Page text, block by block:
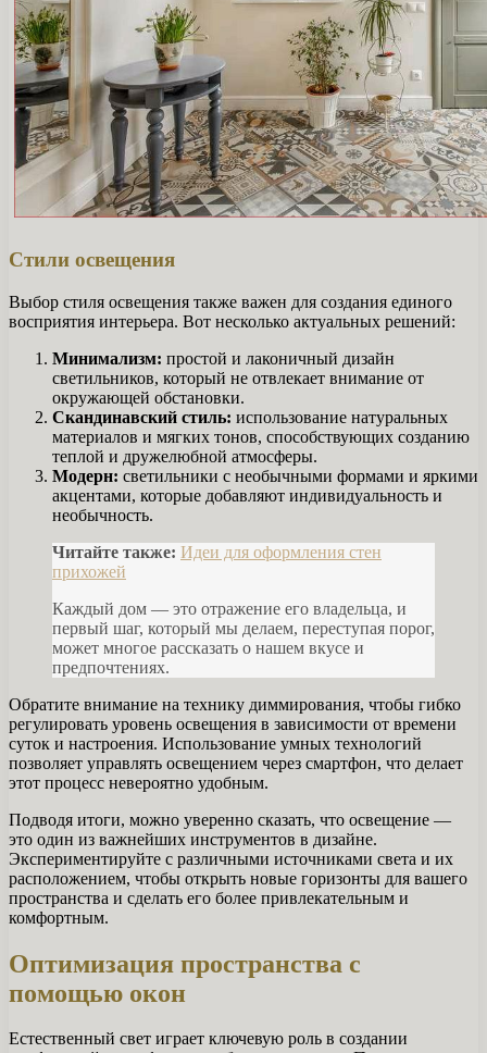
Стили освещения
Выбор стиля освещения также важен для создания единого
восприятия интерьера. Вот несколько актуальных решений:
Минимализм: простой и лаконичный дизайн
светильников, который не отвлекает внимание от
окружающей обстановки.
Скандинавский стиль: использование натуральных
материалов и мягких тонов, способствующих созданию
теплой и дружелюбной атмосферы.
Модерн: светильники с необычными формами и яркими
акцентами, которые добавляют индивидуальность и
необычность.
Читайте также: Идеи для оформления стен
прихожей
Каждый дом — это отражение его владельца, и
первый шаг, который мы делаем, переступая порог,
может многое рассказать о нашем вкусе и
предпочтениях.
Обратите внимание на технику диммирования, чтобы гибко
регулировать уровень освещения в зависимости от времени
суток и настроения. Использование умных технологий
позволяет управлять освещением через смартфон, что делает
этот процесс невероятно удобным.
Подводя итоги, можно уверенно сказать, что освещение —
это один из важнейших инструментов в дизайне.
Экспериментируйте с различными источниками света и их
расположением, чтобы открыть новые горизонты для вашего
пространства и сделать его более привлекательным и
комфортным.
Оптимизация пространства с
помощью окон
Естественный свет играет ключевую роль в создании